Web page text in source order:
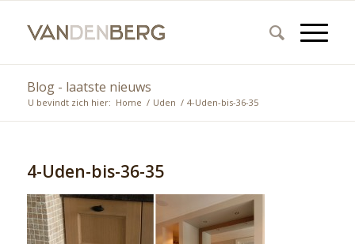
Blog - laatste nieuws
U bevindt zich hier: Home / Uden / 4-Uden-bis-36-35
4-Uden-bis-36-35